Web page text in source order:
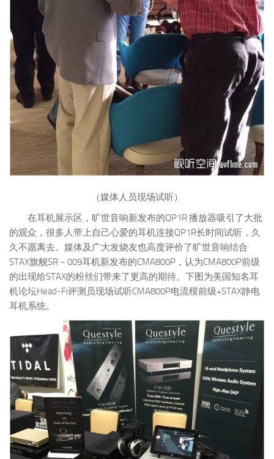
（媒体人员现场试听）
在耳机展示区，旷世音响新发布的QP1R 播放器吸引了大批
的观众，很多人带上自己心爱的耳机连接QP1R长时间试听，久
久不愿离去。媒体及广大发烧友也高度评价了旷世音响结合
STAX旗舰SR－009耳机新发布的CMA800P，认为CMA800P前级
的出现给STAX的粉丝们带来了更高的期待。下图为美国知名耳
机论坛Head-Fi评测员现场试听CMA800P电流模前级+STAX静电
耳机系统。